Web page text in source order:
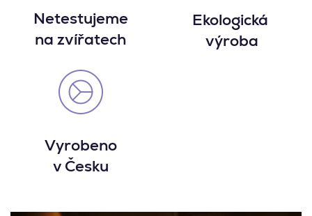
Netestujeme
na zvířatech
Ekologická
výroba
Vyrobeno
v Česku